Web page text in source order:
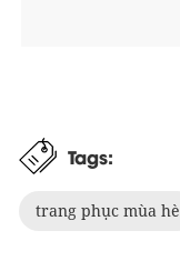
Tags:
trang phục mùa hè